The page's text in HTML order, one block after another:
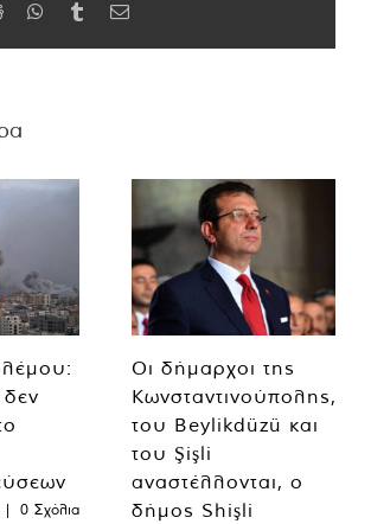
Reddit WhatsApp
TumblrEmail
δεν
| 0 Σχόλια
Οι δήμαρχοι της
Κωνσταντινούπολης,
του Beylikdüzü και
του Şişli
αναστέλλονται, ο
δήμος Shişli